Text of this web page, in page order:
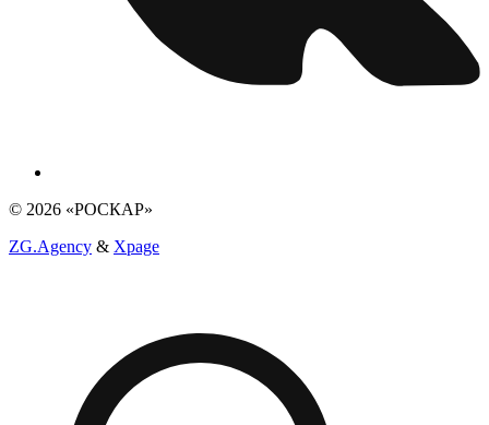
© 2026 «РОСКАР»
ZG.Agency & Xpage